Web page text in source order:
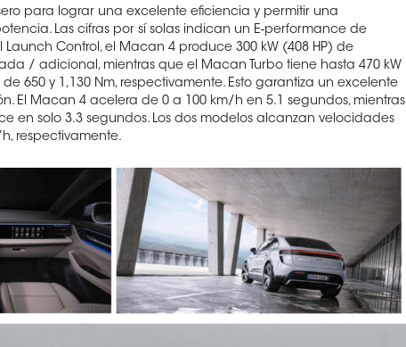
para lograr una excelente eficiencia y permitir una
Las cifras por sí solas indican un E-performance de
Control, el Macan 4 produce 300 kW (408 HP) de
/ adicional, mientras que el Macan Turbo tiene hasta 470 kW
de 650 y 1,130 Nm, respectivamente. Esto garantiza un excelente
El Macan 4 acelera de 0 a 100 km/h en 5.1 segundos, mientras
en solo 3.3 segundos. Los dos modelos alcanzan velocidades
respectivamente.